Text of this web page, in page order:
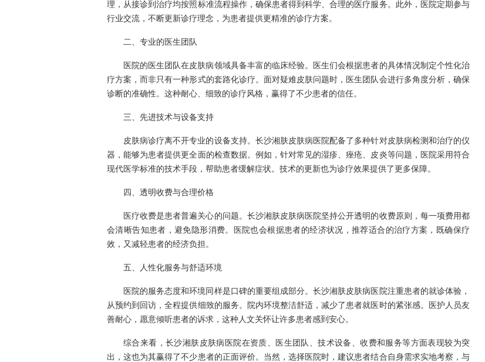
理，从接诊到治疗均按照标准流程操作，确保患者得到科学、合理的医疗服务。此外，医院定期参与
行业交流，不断更新诊疗理念，为患者提供更精准的诊疗方案。
二、专业的医生团队
医院的医生团队在皮肤病领域具备丰富的临床经验。医生们会根据患者的具体情况制定个性化治
疗方案，而非只有一种形式的套路化诊疗。面对疑难皮肤问题时，医生团队会进行多角度分析，确保
诊断的准确性。这种耐心、细致的诊疗风格，赢得了不少患者的信任。
三、先进技术与设备支持
皮肤病诊疗离不开专业的设备支持。长沙湘肤皮肤病医院配备了多种针对皮肤病检测和治疗的仪
器，能够为患者提供更全面的检查数据。例如，针对常见的湿疹、痤疮、皮炎等问题，医院采用符合
现代医学标准的技术手段，帮助患者缓解症状。技术的更新也为诊疗效果提供了更多保障。
四、透明收费与合理价格
医疗收费是患者普遍关心的问题。长沙湘肤皮肤病医院坚持公开透明的收费原则，每一项费用都
会清晰告知患者，避免隐形消费。医院也会根据患者的经济状况，推荐适合的治疗方案，既确保疗
效，又减轻患者的经济负担。
五、人性化服务与舒适环境
医院的服务态度和环境同样是口碑的重要组成部分。长沙湘肤皮肤病医院注重患者的就诊体验，
从预约到回访，全程提供细致的服务。院内环境整洁舒适，减少了患者就医时的紧张感。医护人员友
善耐心，愿意倾听患者的诉求，这种人文关怀让许多患者感到安心。
综合来看，长沙湘肤皮肤病医院在资质、医生团队、技术设备、收费和服务等方面表现较为突
出，这也为其赢得了不少患者的正面评价。当然，选择医院时，建议患者结合自身需求实地考察，与